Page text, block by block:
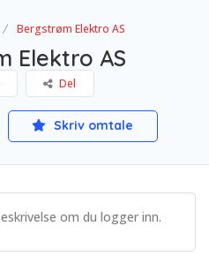
Bergstrøm Elektro AS
Elektro AS
Del
Skriv omtale
om du logger inn.